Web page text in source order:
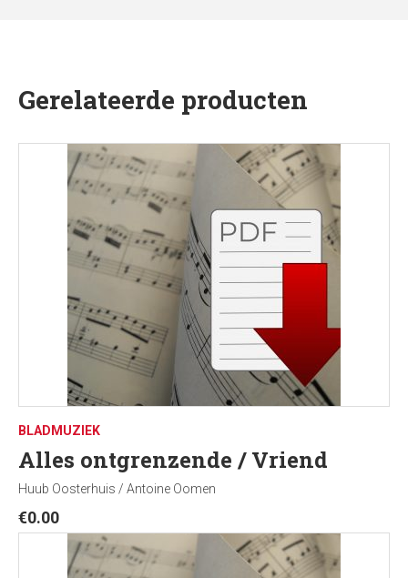
Gerelateerde producten
BLADMUZIEK
Alles ontgrenzende / Vriend
Huub Oosterhuis / Antoine Oomen
€0.00